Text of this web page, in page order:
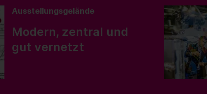
Ausstellungsgelände
Modern, zentral und
gut vernetzt